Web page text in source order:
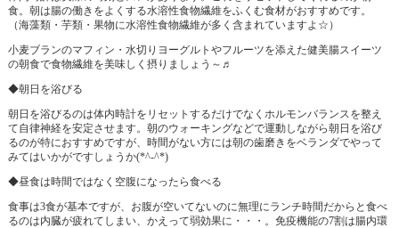
食。朝は腸の働きをよくする水溶性食物繊維をふくむ食材がおすすめです。
（海藻類・芋類・果物に水溶性食物繊維が多く含まれていますよ☆）
小麦ブランのマフィン・水切りヨーグルトやフルーツを添えた健美腸スイーツ
の朝食で食物繊維を美味しく摂りましょう～♬
◆朝日を浴びる
朝日を浴びるのは体内時計をリセットするだけでなくホルモンバランスを整え
て自律神経を安定させます。朝のウォーキングなどで運動しながら朝日を浴び
るのが特におすすめですが、時間がない方には朝の歯磨きをベランダでやって
みてはいかがですしょうか(*^-^*)
◆昼食は時間ではなく空腹になったら食べる
食事は3食が基本ですが、お腹が空いてないのに無理にランチ時間だからと食べ
るのは内臓が疲れてしまい、かえって弱効果に・・・。免疫機能の7割は腸内環